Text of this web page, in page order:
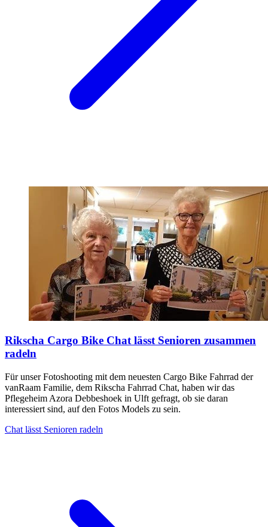
Rikscha Cargo Bike Chat lässt Senioren zusammen
radeln
Für unser Fotoshooting mit dem neuesten Cargo Bike Fahrrad der
vanRaam Familie, dem Rikscha Fahrrad Chat, haben wir das
Pflegeheim Azora Debbeshoek in Ulft gefragt, ob sie daran
interessiert sind, auf den Fotos Models zu sein.
Chat lässt Senioren radeln